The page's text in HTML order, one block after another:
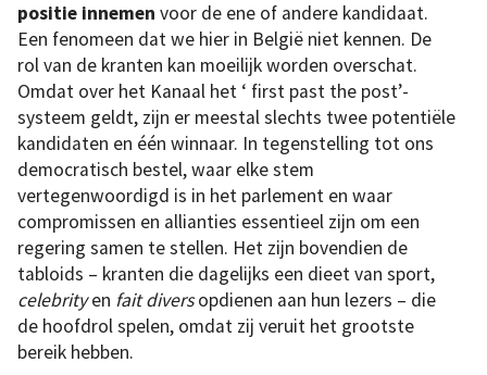
positie innemen voor de ene of andere kandidaat.
Een fenomeen dat we hier in België niet kennen. De
rol van de kranten kan moeilijk worden overschat.
Omdat over het Kanaal het ‘ first past the post’-
systeem geldt, zijn er meestal slechts twee potentiële
kandidaten en één winnaar. In tegenstelling tot ons
democratisch bestel, waar elke stem
vertegenwoordigd is in het parlement en waar
compromissen en allianties essentieel zijn om een
regering samen te stellen. Het zijn bovendien de
tabloids – kranten die dagelijks een dieet van sport,
celebrityen fait diversopdienen aan hun lezers – die
de hoofdrol spelen, omdat zij veruit het grootste
bereik hebben.